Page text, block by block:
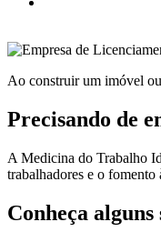
Ao construir um imóvel
Precisando de
A Medicina do Trabalho
trabalhadores e o fomento
Conheça